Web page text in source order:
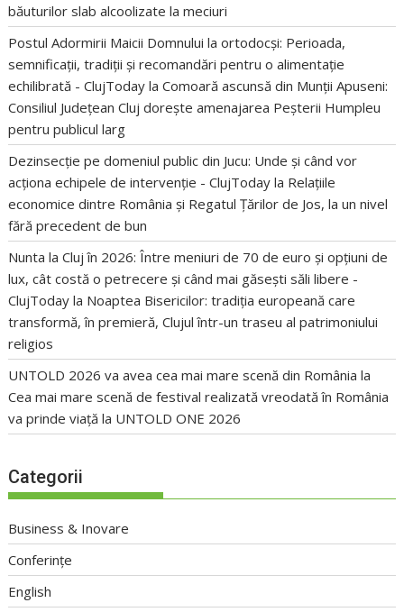
băuturilor slab alcoolizate la meciuri
Postul Adormirii Maicii Domnului la ortodocși: Perioada,
semnificații, tradiții și recomandări pentru o alimentație
echilibrată - ClujToday laComoară ascunsă din Munții Apuseni:
Consiliul Județean Cluj dorește amenajarea Peșterii Humpleu
pentru publicul larg
Dezinsecție pe domeniul public din Jucu: Unde și când vor
acționa echipele de intervenție - ClujToday la Relațiile
economice dintre România și Regatul Țărilor de Jos, la un nivel
fără precedent de bun
Nunta la Cluj în 2026: Între meniuri de 70 de euro și opțiuni de
lux, cât costă o petrecere și când mai găsești săli libere -
ClujToday la Noaptea Bisericilor: tradiția europeană care
transformă, în premieră, Clujul într-un traseu al patrimoniului
religios
UNTOLD 2026 va avea cea mai mare scenă din România la
Cea mai mare scenă de festival realizată vreodată în România
va prinde viață la UNTOLD ONE 2026
Categorii
Business & Inovare
Conferințe
English